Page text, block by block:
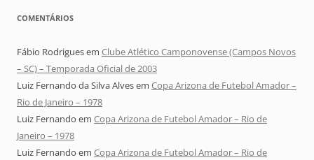
COMENTÁRIOS
Fábio Rodriguesem Clube Atlético Camponovense (Campos Novos
– SC) – Temporada Oficial de 2003
Luiz Fernando da Silva Alvesem Copa Arizona de Futebol Amador –
Rio de Janeiro – 1978
Luiz Fernando em Copa Arizona de Futebol Amador – Rio de
Janeiro – 1978
Luiz Fernando em Copa Arizona de Futebol Amador – Rio de